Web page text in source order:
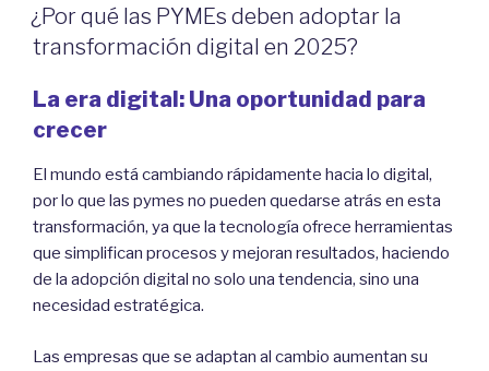
Automatización
de
Procesos
para
para
optimizar
la
gestión”
ON
¿Por qué las PYMEs deben adoptar la
transformación digital en 2025?
La era digital: Una oportunidad para
crecer
El mundo está cambiando rápidamente hacia lo digital,
por lo que las pymes no pueden quedarse atrás en esta
transformación, ya que la tecnología ofrece herramientas
que simplifican procesos y mejoran resultados, haciendo
de la adopción digital no solo una tendencia, sino una
necesidad estratégica.
Las empresas que se adaptan al cambio aumentan su